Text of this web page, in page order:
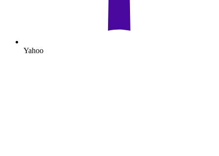
Yahoo